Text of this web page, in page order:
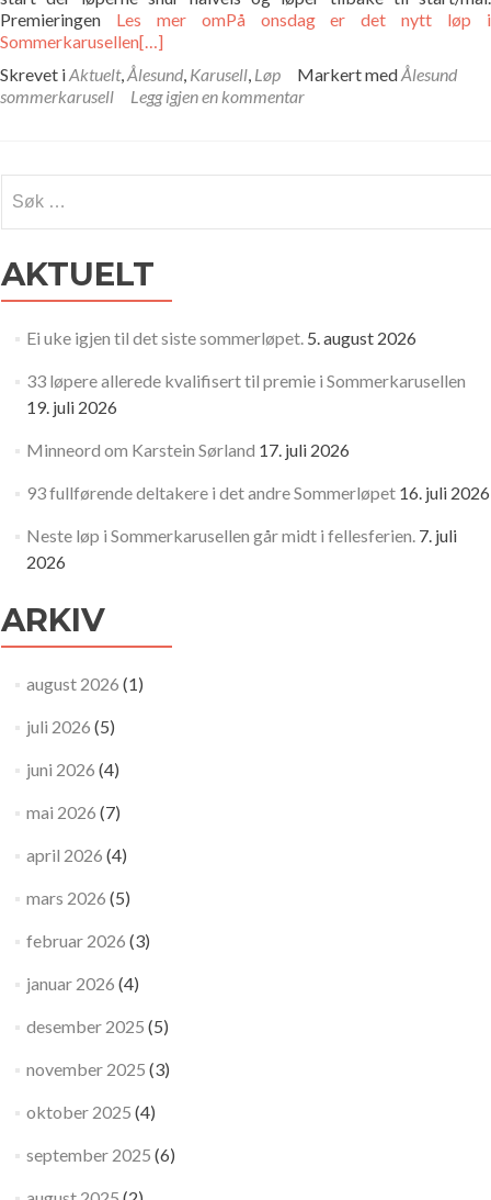
Premieringen Les mer omPå onsdag er det nytt løp i
Sommerkarusellen[…]
Skrevet iAktuelt,Ålesund, Karusell, Løp Markert medÅlesund
sommerkarusell
Legg igjen en kommentar
etter:
AKTUELT
Ei uke igjen til det siste sommerløpet. 5. august 2026
33 løpere allerede kvalifisert til premie i Sommerkarusellen
19. juli 2026
Minneord om Karstein Sørland 17. juli 2026
93 fullførende deltakere i det andre Sommerløpet 16. juli 2026
Neste løp i Sommerkarusellen går midt i fellesferien. 7. juli
2026
ARKIV
august 2026 (1)
juli 2026 (5)
juni 2026 (4)
mai 2026 (7)
april 2026 (4)
mars 2026 (5)
februar 2026 (3)
januar 2026 (4)
desember 2025 (5)
november 2025 (3)
oktober 2025 (4)
september 2025 (6)